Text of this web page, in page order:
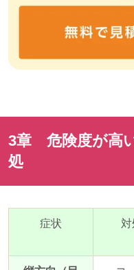
3章 危険度が高
処
症状